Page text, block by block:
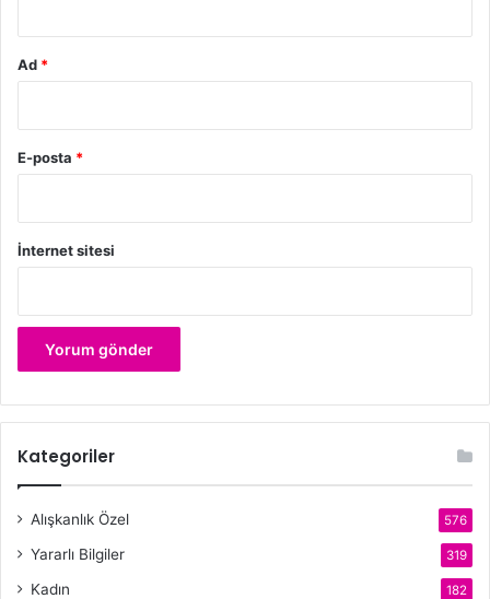
Ad *
E-posta *
İnternet sitesi
Kategoriler
Alışkanlık Özel 576
Yararlı Bilgiler 319
Kadın 182